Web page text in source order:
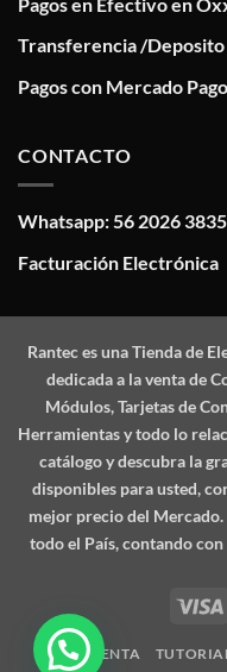
Transferencia /Deposito
Pagos con Mercado
CONTACTO
Whatsapp: 56 2026 3835
Facturación Electrónica
Ranteces una Tienda de
dedicada a la venta de
Módulos, Tarjetas de
Herramientas y todo lo
catálogo y descubra la
disponibles para usted,
mejor precio del
todo el País, contando con
MI CUENTA